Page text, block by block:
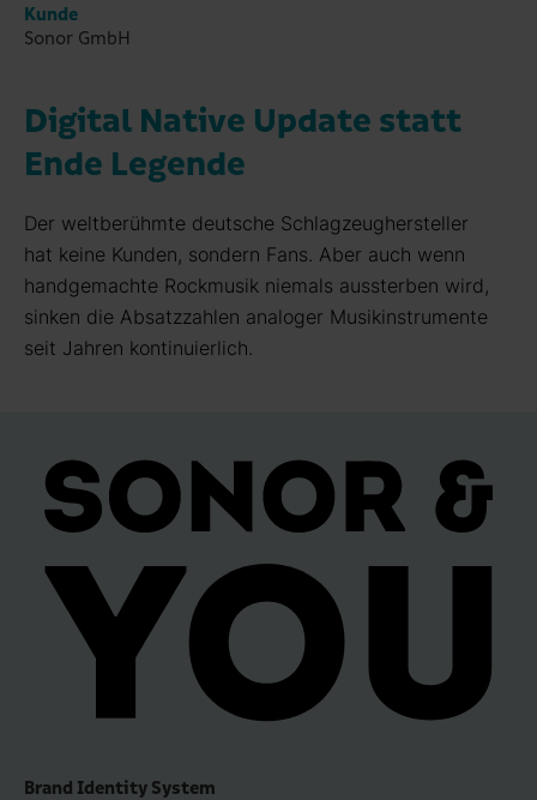
Kunde
Sonor GmbH
Digital Native Update statt
Ende Legende
Der weltberühmte deutsche Schlagzeug­hersteller
hat keine Kunden, sondern Fans. Aber auch wenn
hand­gemachte Rock­musik niemals aus­sterben wird,
sinken die Absatz­zahlen ana­loger Musik­instrumente
seit Jahren kontinuierlich.
Brand Identity System